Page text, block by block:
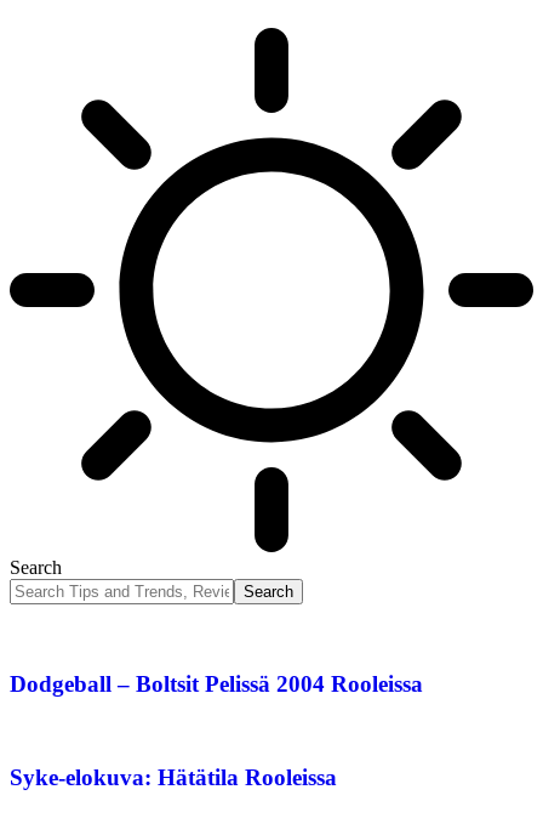
Search
Dodgeball – Boltsit Pelissä 2004 Rooleissa
Syke-elokuva: Hätätila Rooleissa